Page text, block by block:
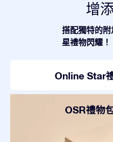
增
搭配獨特的
星禮物閃耀！
Online Star
OSR禮物